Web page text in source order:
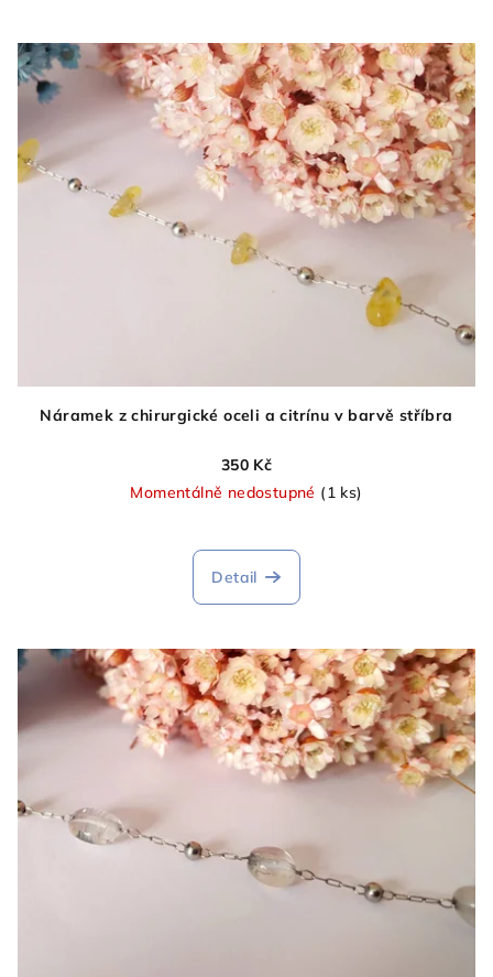
Náramek z chirurgické oceli a citrínu v barvě stříbra
350 Kč
Momentálně nedostupné (1 ks)
Detail